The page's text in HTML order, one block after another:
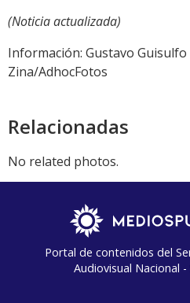
(Noticia actualizada)
Información: Gustavo
Zina/AdhocFotos
Relacionadas
No related photos.
Portal de contenidos del
Audiovisual Nacional -